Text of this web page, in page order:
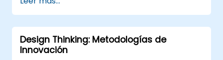
familiarizarse con los formatos reales de
la prueba.
Design Thinking: Metodologías de
Innovación